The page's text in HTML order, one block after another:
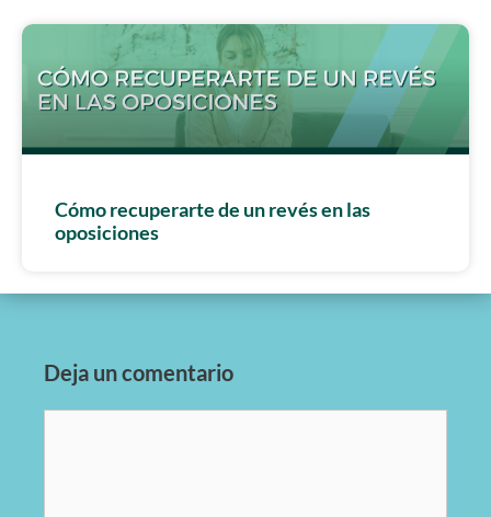
Cómo recuperarte de un revés en las
oposiciones
Deja un comentario